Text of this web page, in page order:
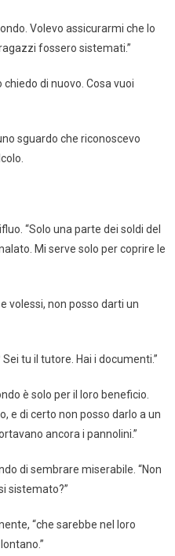
Volevo assicurarmi che lo
fossero sistemati.”
chiedo di nuovo. Cosa vuoi
sguardo che riconoscevo
“Solo una parte dei soldi del
Mi serve solo per coprire le
volessi, non posso darti un
tu il tutore. Hai i documenti.”
è solo per il loro beneficio.
e di certo non posso darlo a un
ancora i pannolini.”
di sembrare miserabile. “Non
sistemato?”
“che sarebbe nel loro